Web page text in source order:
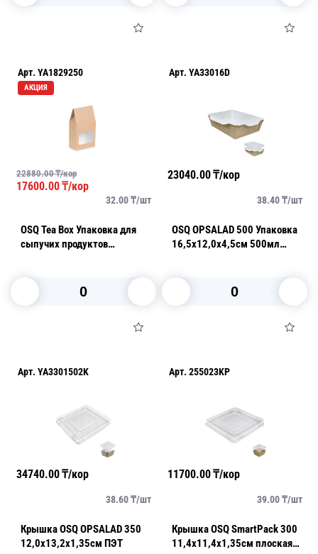
Арт. YA1829250
АКЦИЯ
22880.00₸/кор
17600.00₸/кор
32.00₸/шт
OSQ Tea Box Упаковка для
сыпучих продуктов
Арт. YA33016D
23040.00₸/кор
38.40₸/шт
OSQ OPSALAD 500 Упаковка
16,5х12,0х4,5см 500мл
Арт. YA3301502K
34740.00₸/кор
38.60₸/шт
Крышка OSQ OPSALAD 350
12,0х13,2х1,35см ПЭТ
Арт. 255023KP
11700.00₸/кор
39.00₸/шт
Крышка OSQ SmartPack 300
11,4х11,4х1,35см плоская